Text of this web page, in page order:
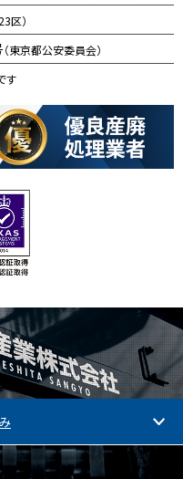
区）
（東京都公安委員会）
す